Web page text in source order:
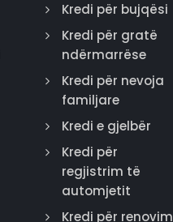
Kredi për bujqësi
Kredi për gratë
ndërmarrëse
Kredi për nevoja
familjare
Kredi e gjelbër
Kredi për
regjistrim të
automjetit
Kredi për renovim